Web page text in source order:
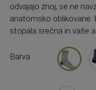
odvajajo znoj, se ne
anatomsko oblikovane.
stopala srečna in vaše
Barva